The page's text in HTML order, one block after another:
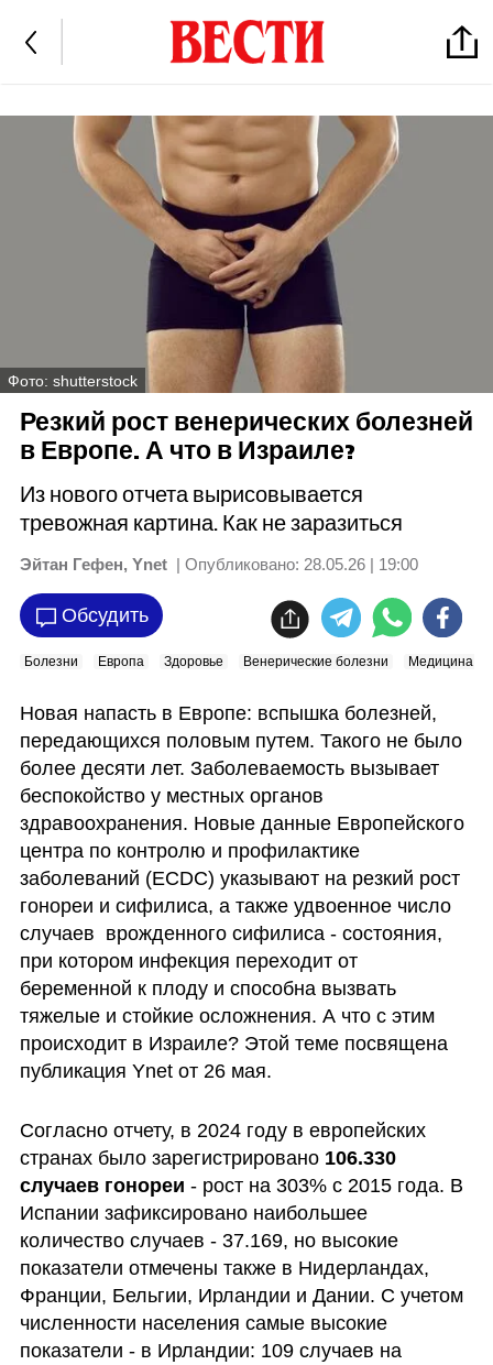
Фото: shutterstock
Резкий рост венерических болезней
в Европе. А что в Израиле?
Из нового отчета вырисовывается
тревожная картина. Как не заразиться
Эйтан Гефен, Ynet | Опубликовано: 28.05.26 | 19:00
Обсудить
Болезни Европа Здоровье Венерические болезни Медицина
Новая напасть в Европе: вспышка болезней,
передающихся половым путем. Такого не было
более десяти лет. Заболеваемость вызывает
беспокойство у местных органов
здравоохранения. Новые данные Европейского
центра по контролю и профилактике
заболеваний (ECDC) указывают на резкий рост
гонореи и сифилиса, а также удвоенное число
случаев  врожденного сифилиса - состояния,
при котором инфекция переходит от
беременной к плоду и способна вызвать
тяжелые и стойкие осложнения. А что с этим
происходит в Израиле? Этой теме посвящена
публикация Ynet от 26 мая.
Согласно отчету, в 2024 году в европейских
странах было зарегистрировано 106.330
случаев гонореи - рост на 303% с 2015 года. В
Испании зафиксировано наибольшее
количество случаев - 37.169, но высокие
показатели отмечены также в Нидерландах,
Франции, Бельгии, Ирландии и Дании. С учетом
численности населения самые высокие
показатели - в Ирландии: 109 случаев на